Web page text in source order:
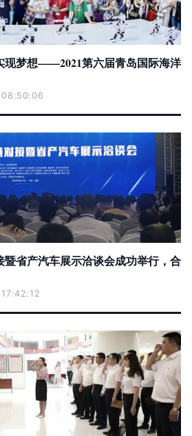
现梦想——2021第六届青岛国际海洋
省产汽车展示洽谈会成功举行，合